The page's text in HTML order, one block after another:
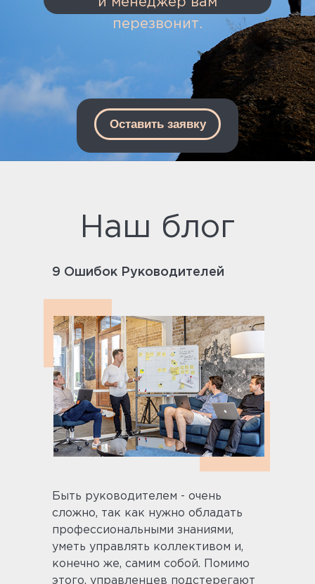
перезвонит.
Оставить заявку
Наш блог
Быть руководителем - очень
сложно, так как нужно обладать
профессиональными знаниями,
уметь управлять коллективом и,
конечно же, самим собой. Помимо
этого, управленцев подстерегают
9 Ошибок Руководителей